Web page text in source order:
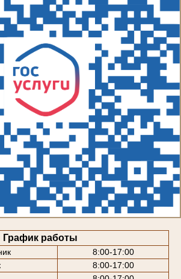
График работы
8:00-17:00
8:00-17:00